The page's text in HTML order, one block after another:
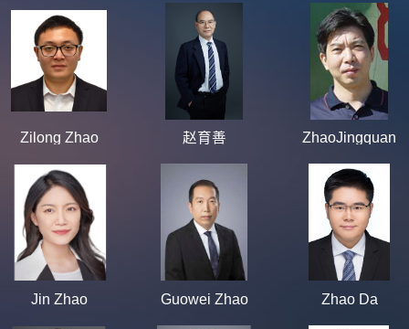
Zilong Zhao 赵育善 ZhaoJingquan
Jin Zhao Guowei Zhao Zhao Da